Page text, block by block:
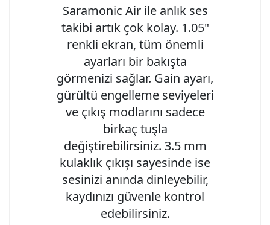
Saramonic Air ile anlık ses
takibi artık çok kolay. 1.05"
renkli ekran, tüm önemli
ayarları bir bakışta
görmenizi sağlar. Gain ayarı,
gürültü engelleme seviyeleri
ve çıkış modlarını sadece
birkaç tuşla
değiştirebilirsiniz. 3.5 mm
kulaklık çıkışı sayesinde ise
sesinizi anında dinleyebilir,
kaydınızı güvenle kontrol
edebilirsiniz.